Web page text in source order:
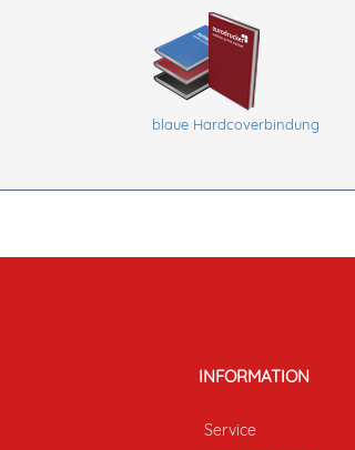
blaue Hardcoverbindung
INFORMATION
Service